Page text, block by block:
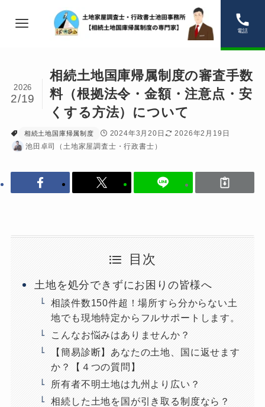
電話
相続土地国庫帰属制度の審査手数
料（根拠法令・金額・注意点・安
くする方法）について
2026
2/19
相続土地国庫帰属制度 2024年3月20日
2026年2月19日
池田卓司（土地家屋調査士・行政書士）
目次
土地を処分できずにお困りの皆様へ
相談件数150件超！場所すら分からない土
地でも現地特定からフルサポートします。
こんなお悩みはありませんか？
【簡易診断】あなたの土地、国に返せます
か？【４つの質問】
所有者不明土地は九州より広い？
相続した土地を国が引き取る制度なら？